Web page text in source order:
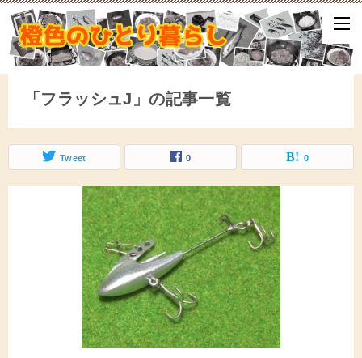
ひとり暮らしをしながら、気づいたことや、ふと思ったこと、試して
となどをアップしていきます。
「フラッシュJ」の記事一覧
Tweet 0 0